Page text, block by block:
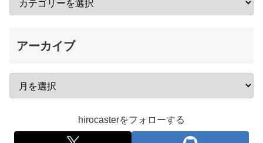
アーカイブ
hirocasterをフォローする